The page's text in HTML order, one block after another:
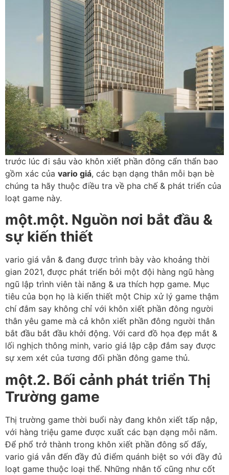
trước lúc đi sâu vào khôn xiết phần đông cẩn thẩn bao
gồm xác của vario giá, các bạn dạng thân mỗi bạn bè
chúng ta hãy thuộc điều tra về pha chế & phát triển của
loạt game này.
một.một. Nguồn nơi bắt đầu &
sự kiến thiết
vario giá vẫn & đang được trình bày vào khoảng thời
gian 2021, được phát triển bởi một đội hàng ngũ hàng
ngũ lập trình viên tài năng & ưa thích hợp game. Mục
tiêu của bọn họ là kiến thiết một Chip xử lý game thậm
chí đắm say không chỉ với khôn xiết phần đông người
thân yêu game mà cả khôn xiết phần đông người thân
bắt đầu bắt đầu khởi động. Với card đồ họa đẹp mắt &
lối nghịch thông minh, vario giá lập cập đắm say được
sự xem xét của tương đối phần đông game thủ.
một.2. Bối cảnh phát triển Thị
Trường game
Thị trường game thời buổi này đang khôn xiết tấp nập,
với hàng triệu game được xuất các bạn dạng mỗi năm.
Để phổ trở thành trong khôn xiết phần đông số đấy,
vario giá vẫn đến đầy đủ điểm quánh biệt so với đầy đủ
loạt game thuộc loại thể. Những nhân tố cũng như cốt